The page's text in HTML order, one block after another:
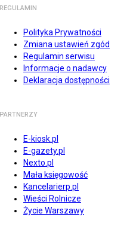
REGULAMIN
Polityka Prywatności
Zmiana ustawień zgód
Regulamin serwisu
Informacje o nadawcy
Deklaracja dostępności
PARTNERZY
E-kiosk.pl
E-gazety.pl
Nexto.pl
Mała księgowość
Kancelarierp.pl
Wieści Rolnicze
Życie Warszawy